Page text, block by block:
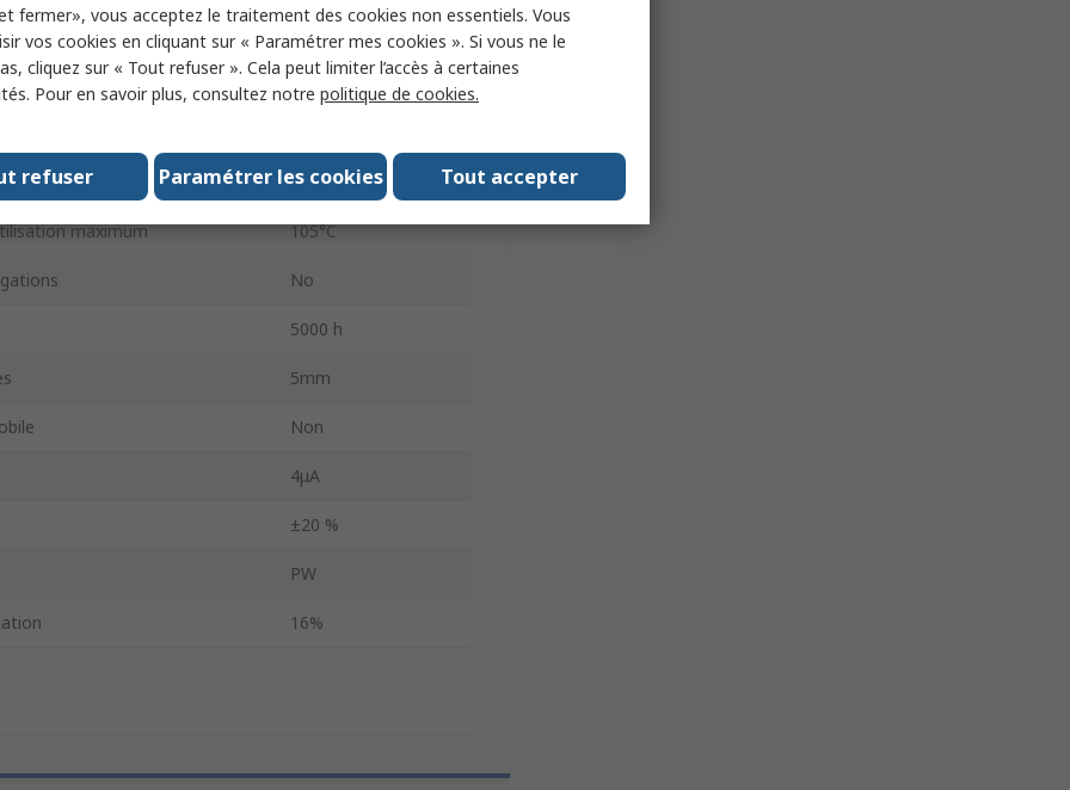
10mm
2
du condensateur 760mA
maximum 105°C
No
5000 h
5mm
Non
4μA
±20 %
PW
16%
fermer», vous acceptez le traitement des cookies non essentiels. Vous
vos cookies en cliquant sur « Paramétrer mes cookies ». Si vous ne le
cliquez sur « Tout refuser ». Cela peut limiter l’accès à certaines
Pour en savoir plus, consultez notre politique de cookies.
Tout accepter
Paramétrer les cookies
refuser